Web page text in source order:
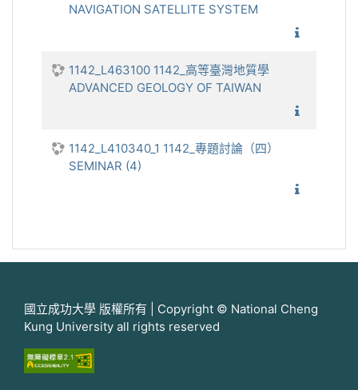
NAVIGATION SATELLITE SYSTEM
1142_L463100 1142_高等臺灣地質學
ADVANCED GEOLOGY OF TAIWAN
1142_L410340_1 1142_專題討論（四）
SEMINAR (4)
國立成功大學 版權所有 | Copyright © National Cheng
Kung University all rights reserved